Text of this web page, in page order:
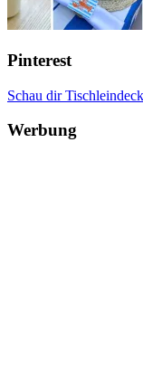
Pinterest
Schau dir
Werbung